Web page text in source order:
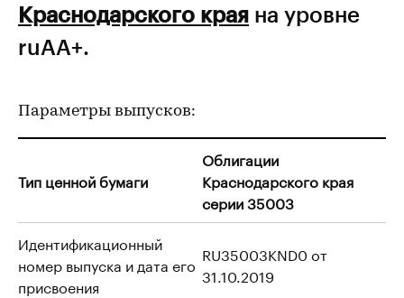
Краснодарского края на уровне
ruAA+.
Параметры выпусков:
Тип ценной бумаги
Облигации
Краснодарского края
серии 35003
Идентификационный
номер выпуска и дата его
присвоения
RU35003KND0 от
31.10.2019